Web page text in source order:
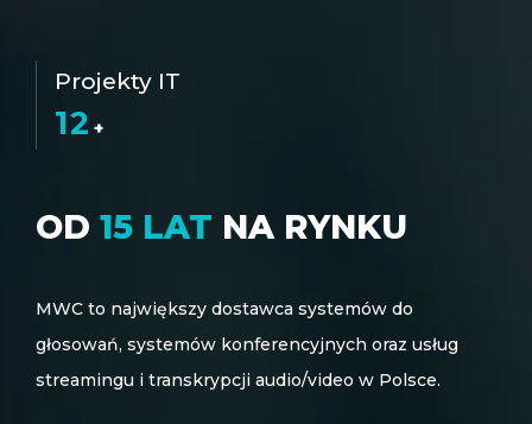
Projekty IT
12 +
OD 15 LAT NA RYNKU
MWC to największy dostawca systemów do
głosowań, systemów konferencyjnych oraz usług
streamingu i transkrypcji audio/video w Polsce.